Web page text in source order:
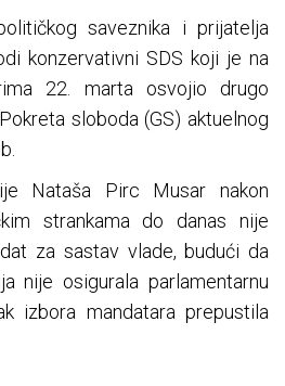
saveznika i prijatelja
konzervativni SDS koji je na
22. marta osvojio drugo
sloboda (GS) aktuelnog
Nataša Pirc Musar nakon
strankama do danas nije
za sastav vlade, budući da
nije osigurala parlamentarnu
izbora mandatara prepustila